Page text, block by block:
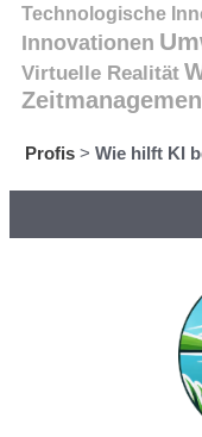
Technologische
Innovationen
Virtuelle Realität
Profis > Wie hilft KI